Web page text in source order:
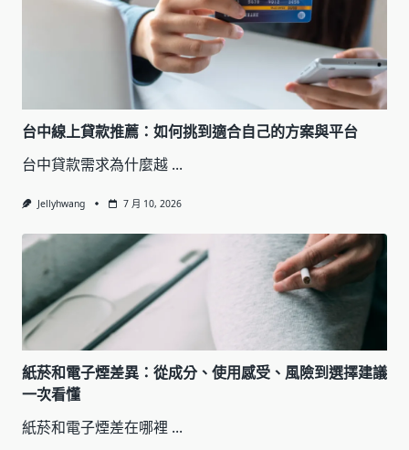
台中線上貸款推薦：如何挑到適合自己的方案與平台
台中貸款需求為什麼越 ...
Jellyhwang 7 月 10, 2026
紙菸和電子煙差異：從成分、使用感受、風險到選擇建議
一次看懂
紙菸和電子煙差在哪裡 ...